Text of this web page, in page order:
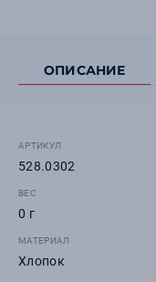
ОПИСАНИЕ
АРТИКУЛ
528.0302
ВЕС
0 г
МАТЕРИАЛ
Хлопок